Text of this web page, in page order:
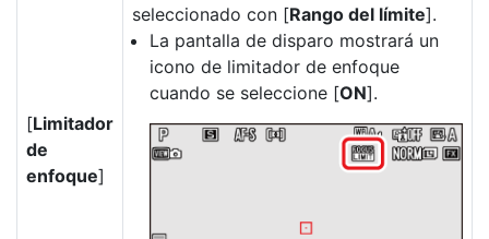
[Limitador
de
enfoque]
seleccionado con [Rango del límite].
La pantalla de disparo mostrará un
icono de limitador de enfoque
cuando se seleccione [ON].